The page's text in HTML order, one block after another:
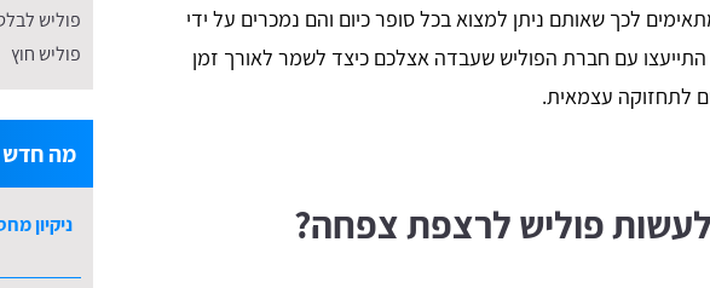
לכך שאותם ניתן למצוא בכל סופר כיום והם נמכרים על ידי
התייעצו עם חברת הפוליש שעבדה אצלכם כיצד לשמר לאורך זמן
לתחזוקה עצמאית.
פוליש לרצפת צפחה?
פוליש
פוליש חוץ
מה חדש
ניקיון